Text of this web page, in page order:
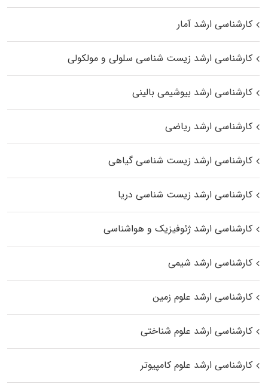
کارشناسی ارشد آمار
کارشناسی ارشد زیست شناسی سلولی و مولکولی
کارشناسی ارشد بیوشیمی بالینی
کارشناسی ارشد ریاضی
کارشناسی ارشد زیست‌ شناسی گیاهی
کارشناسی ارشد زیست‌ شناسی دریا
کارشناسی ارشد ژئوفیزیک و هواشناسی
کارشناسی ارشد شیمی
کارشناسی ارشد علوم زمین
کارشناسی ارشد علوم شناختی
کارشناسی ارشد علوم کامپیوتر